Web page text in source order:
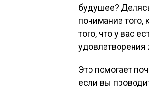
будущее?
понимание того,
того, что у вас
Это помогает
если вы